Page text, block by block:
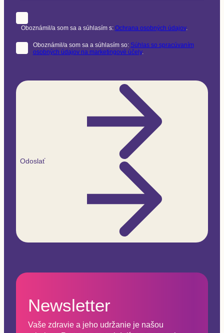
Oboznámil/a som sa a súhlasím s: Ochrana osobných údajov.
Oboznámil/a som sa a súhlasím so: Súhlas so spracúvaním
osobných údajov na marketingové účely.
Odoslať
Newsletter
Vaše zdravie a jeho udržanie je našou